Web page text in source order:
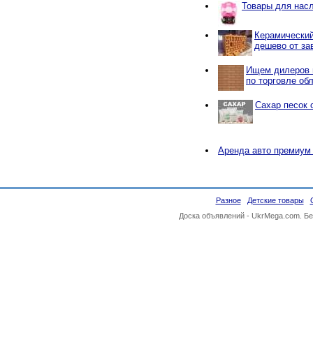
Товары для
дешево от
Ищем дилеров
по торговле
Сахар песок
Аренда авто
Разное Детские товары
Доска объявлений - UkrMega.com.